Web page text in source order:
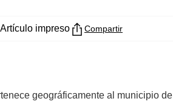
Artículo impreso Compartir
geográficamente al municipio de